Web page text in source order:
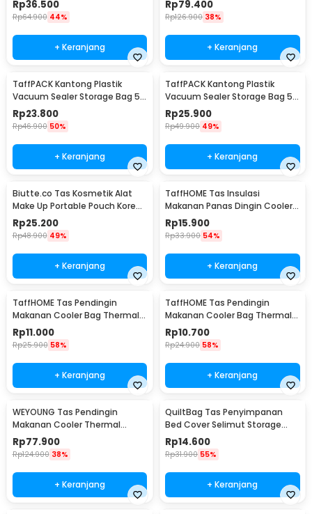
Rp36.500
Rp64.900 44%
+ Keranjang
Rp79.400
Rp126.900 38%
+ Keranjang
TaffPACK Kantong Plastik
Vacuum Sealer Storage Bag 5
PCS 35x50cm - ZKD002
Rp23.800
Rp46.900 50%
+ Keranjang
TaffPACK Kantong Plastik
Vacuum Sealer Storage Bag 5
PCS 50x70cm - ZKD002
Rp25.900
Rp49.900 49%
+ Keranjang
Biutte.co Tas Kosmetik Alat
Make Up Portable Pouch Korean
Style - B4108
Rp25.200
Rp48.900 49%
+ Keranjang
TaffHOME Tas Insulasi
Makanan Panas Dingin Cooler
Thermal Bag 6 Inch - H07
Rp15.900
Rp33.900 54%
+ Keranjang
TaffHOME Tas Pendingin
Makanan Cooler Bag Thermal
Insulated Bag 28x14x17cm -
H24
Rp11.000
Rp25.900 58%
+ Keranjang
TaffHOME Tas Pendingin
Makanan Cooler Bag Thermal
Insulated Bag 21x14x17cm -
H24
Rp10.700
Rp24.900 58%
+ Keranjang
WEYOUNG Tas Pendingin
Makanan Cooler Thermal
Insulated Bag 18L - M40
Rp77.900
Rp124.900 38%
+ Keranjang
QuiltBag Tas Penyimpanan
Bed Cover Selimut Storage
Bag Organizer 1 PCS - MT6
Rp14.600
Rp31.900 55%
+ Keranjang